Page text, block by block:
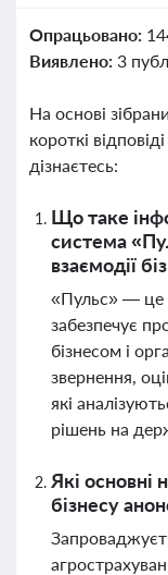
Опрацьовано:
Виявлено: 3
На основі
короткі
дізнаєтесь:
Що таке
система
взаємодії
«Пульс» — це
забезпечує
бізнесом і
звернення,
які
рішень на
Які основні
бізнесу